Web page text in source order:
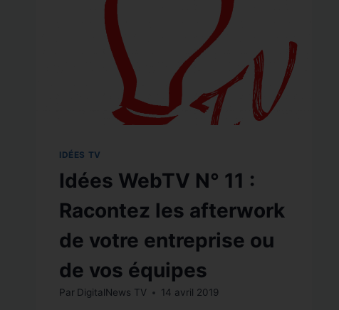
IDÉES TV
Idées WebTV N° 11 :
Racontez les afterwork
de votre entreprise ou
de vos équipes
Par DigitalNews TV 14 avril 2019